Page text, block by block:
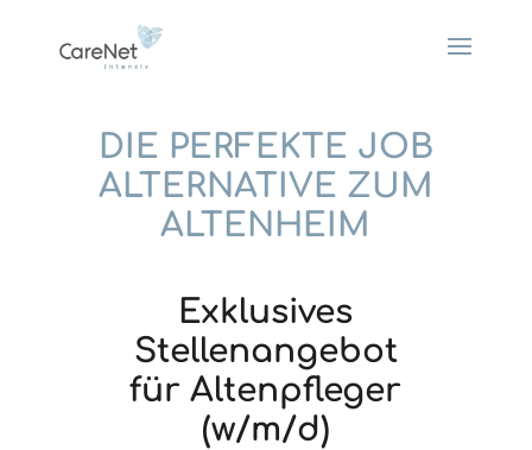
DIE PERFEKTE JOB
ALTERNATIVE ZUM
ALTENHEIM
Exklusives
Stellenangebot
für Altenpfleger
(w/m/d)